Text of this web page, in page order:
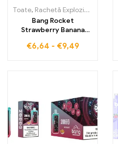
Toate, Rachetă Explozie 18000 Pufuri
Bang Rocket
Strawberry Banana
combinație gustoasă
€6,64 - €9,49